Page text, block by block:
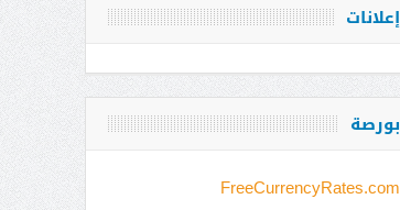
إعلانات
بورصة
FreeCurrencyRates.com